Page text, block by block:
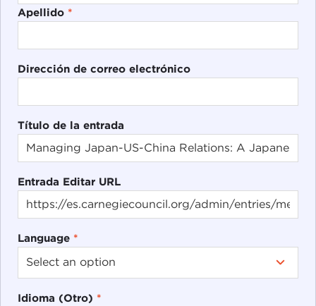
Apellido *
Dirección de correo electrónico
Título de la entrada
Entrada Editar URL
Language *
Idioma (Otro) *